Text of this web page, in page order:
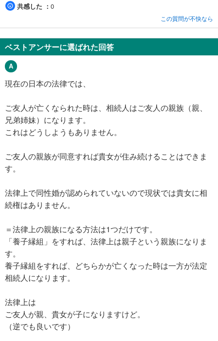
共感した
0
この質問が不快なら
ベストアンサーに選ばれた回答
現在の日本の法律では、
ご友人が亡くなられた時は、相続人はご友人の親族（親、
兄弟姉妹）になります。
これはどうしようもありません。
ご友人の親族が同意すれば貴女が住み続けることはできま
す。
法律上で同性婚が認められていないので現状では貴女に相
続権はありません。
＝法律上の親族になる方法は1つだけです。
「養子縁組」をすれば、法律上は親子という親族になりま
す。
養子縁組をすれば、どちらかが亡くなった時は一方が法定
相続人になります。
法律上は
ご友人が親、貴女が子になりますけど。
（逆でも良いです）